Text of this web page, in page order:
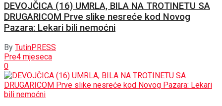
DEVOJČICA (16) UMRLA, BILA NA TROTINETU SA
DRUGARICOM Prve slike nesreće kod Novog
Pazara: Lekari bili nemoćni
By TutinPRESS
Pre4 mjeseca
0